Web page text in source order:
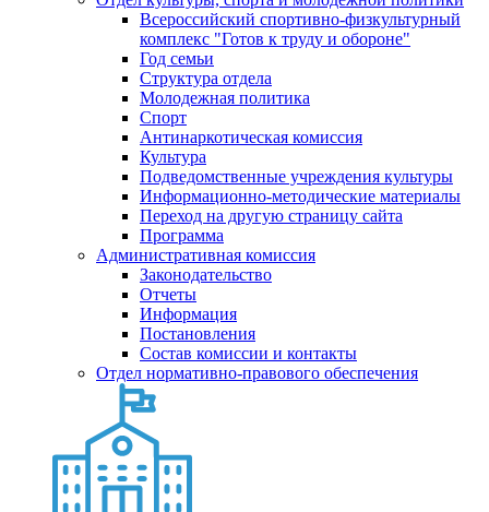
Всероссийский спортивно-физкультурный
комплекс "Готов к труду и обороне"
Год семьи
Структура отдела
Молодежная политика
Спорт
Антинаркотическая комиссия
Культура
Подведомственные учреждения культуры
Информационно-методические материалы
Переход на другую страницу сайта
Программа
Административная комиссия
Законодательство
Отчеты
Информация
Постановления
Состав комиссии и контакты
Отдел нормативно-правового обеспечения